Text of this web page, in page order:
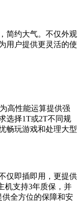
简约大气。不仅外观
用户提供更灵活的使
高性能运算提供强
选择1T或2T不同规
畅玩游戏和处理大型
仅即插即用，更提供
机支持3年质保，并
全方位的保障和安